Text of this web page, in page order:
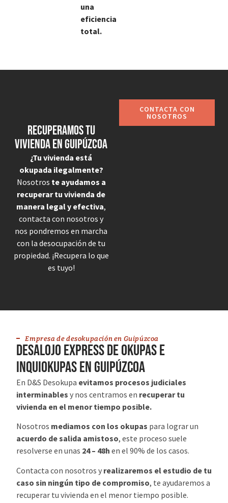
una
eficiencia
total.
Recuperamos tu
vivienda en Guipúzcoa
¿Tu vivienda está
okupada ilegalmente?
Nosotros te ayudamos a
recuperar tu vivienda de
manera legal y efectiva,
contacta con nosotros y
nos pondremos en marcha
con la desocupación de tu
propiedad. ¡Recupera lo que
es tuyo!
CONTACTA CON
NOSOTROS
Empresa de desokupación en Guipúzcoa
desalojo express de okupas e
inquiokupas en Guipúzcoa
En D&S Desokupa evitamos procesos judiciales
interminables y nos centramos en recuperar tu
vivienda en el menor tiempo posible.
Nosotros mediamos con los okupas para lograr un
acuerdo de salida amistoso, este proceso suele
resolverse en unas 24 – 48h en el 90% de los casos.
Contacta con nosotros y realizaremos el estudio de tu
caso sin ningún tipo de compromiso, te ayudaremos a
recuperar tu vivienda en el menor tiempo posible.